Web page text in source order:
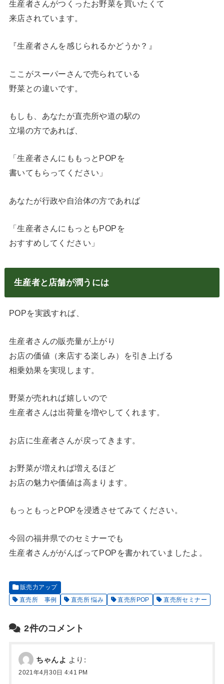
生産者さんがつくったお野菜を買いたくて
来店されています。
『生産者さんを感じられるかどうか？』
ここがスーパーさんで売られている
野菜との違いです。
もしも、あなたが直売所や道の駅の
立場の方であれば、
「生産者さんにももっとPOPを
書いてもらってください」
あなたが行政や自治体の方であれば
「生産者さんにもっともPOPを
おすすめしてください」
生産者と店舗が潤うには
POPを実践すれば、
生産者さんの販売量が上がり
お店の価値（来店する楽しみ）を引き上げる
相乗効果を実現します。
野菜が売れれば嬉しいので
生産者さんは出荷量を増やしてくれます。
お店に生産者さんが戻ってきます。
お野菜が増えれば増えるほど
お店の魅力や価値は高まります。
もっともっとPOPを浸透させてみてください。
今回の福井県でのセミナーでも
生産者さんががんばってPOPを書かれていましたよ。
販売力アップ
直売所 事例
直売所 悩み 直売所POP 直売所セミナー
2件のコメント
ちゃんよ より:
2021年4月30日 4:41 PM